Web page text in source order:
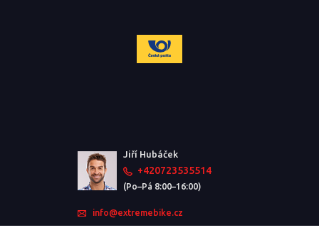
Jiří Hubáček
+420723535514
(Po–Pá 8:00–16:00)
info@extremebike.cz